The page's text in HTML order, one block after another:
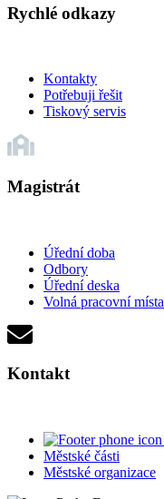
Rychlé odkazy
Kontakty
Potřebuji řešit
Tiskový servis
Magistrát
Úřední doba
Odbory
Úřední deska
Volná pracovní místa
Kontakt
Městské části
Městské organizace